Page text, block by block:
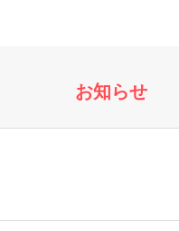
お知らせ